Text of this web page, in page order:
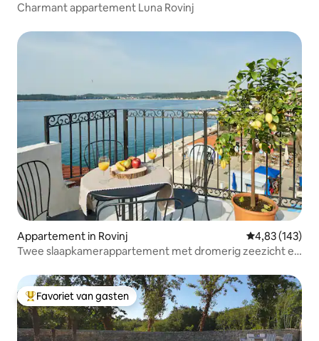
Charmant appartement Luna Rovinj
Appartement in Rovinj Gemiddelde
4,83 (143)
Twee slaapkamerappartement met dromerig zeezicht en
Topfavoriet van gasten
Favoriet van gasten